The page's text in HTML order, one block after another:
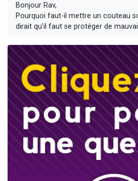
Bonjour Rav,
Pourquoi faut-il mettre un couteau
dirait qu'il faut se protéger de